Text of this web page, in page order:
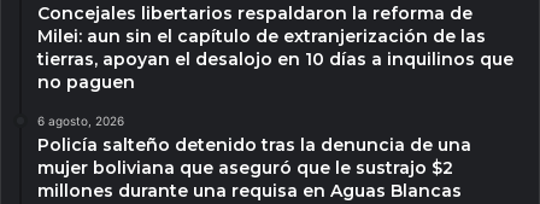
Concejales libertarios respaldaron la reforma de
Milei: aun sin el capítulo de extranjerización de las
tierras, apoyan el desalojo en 10 días a inquilinos que
no paguen
6 agosto, 2026
Policía salteño detenido tras la denuncia de una
mujer boliviana que aseguró que le sustrajo $2
millones durante una requisa en Aguas Blancas